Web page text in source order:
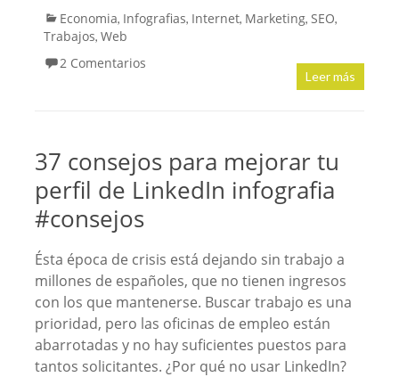
Economia, Infografias, Internet, Marketing, SEO,
Trabajos, Web
2 Comentarios
Leer más
37 consejos para mejorar tu
perfil de LinkedIn infografia
#consejos
Ésta época de crisis está dejando sin trabajo a
millones de españoles, que no tienen ingresos
con los que mantenerse. Buscar trabajo es una
prioridad, pero las oficinas de empleo están
abarrotadas y no hay suficientes puestos para
tantos solicitantes. ¿Por qué no usar LinkedIn?